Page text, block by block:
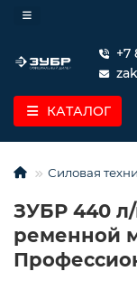
+7
КАТАЛОГ
Силовая
ЗУБР 440
ременной